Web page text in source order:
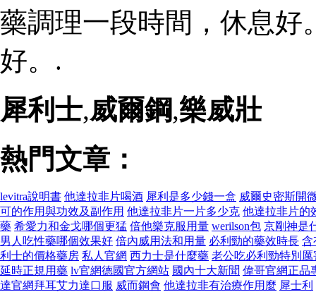
藥調理一段時間，休息好
好。.
犀利士,威爾鋼,樂威壯
熱門文章：
levitra說明書 他達拉非片喝酒 犀利是多少錢一盒 威爾史密斯開
可的作用與功效及副作用 他達拉非片一片多少克 他達拉非片的
藥 希愛力和金戈哪個更猛 倍他樂克服用量 werilson包 京剛神是
男人吃性藥哪個效果好 倍內威用法和用量 必利勁的藥效時長 含
利士的價格藥房 私人官網 西力士是什麼藥 老公吃必利勁特別厲
延時正規用藥 lv官網德國官方網站 國內十大新聞 偉哥官網正品
達官網拜耳艾力達口服 威而鋼會 他達拉非有治療作用麼 犀士利